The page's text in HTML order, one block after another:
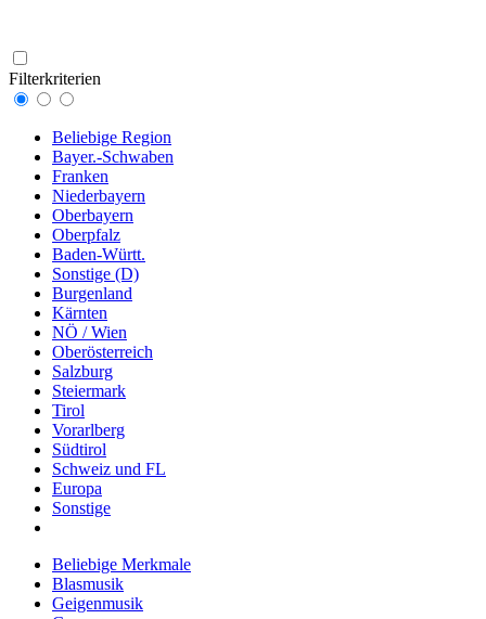
Filterkriterien
Beliebige Region
Bayer.-Schwaben
Franken
Niederbayern
Oberbayern
Oberpfalz
Baden-Württ.
Sonstige (D)
Burgenland
Kärnten
NÖ / Wien
Oberösterreich
Salzburg
Steiermark
Tirol
Vorarlberg
Südtirol
Schweiz und FL
Europa
Sonstige
Beliebige Merkmale
Blasmusik
Geigenmusik